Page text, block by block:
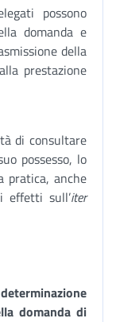
possono
domanda e
della
prestazione
di consultare
possesso, lo
pratica, anche
effetti sull’iter
domanda di